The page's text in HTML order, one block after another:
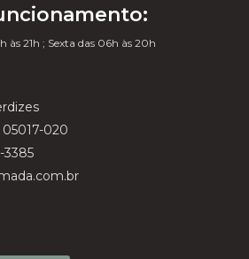
às 21h ; Sexta das 06h às 20h
020
3385